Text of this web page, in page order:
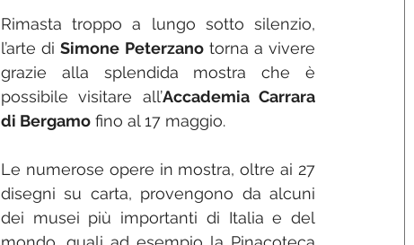
Rimasta troppo a lungo sotto silenzio,
l’arte di Simone Peterzano torna a vivere
grazie alla splendida mostra che è
possibile visitare all’Accademia Carrara
di Bergamo fino al 17 maggio.
Le numerose opere in mostra, oltre ai 27
disegni su carta, provengono da alcuni
dei musei più importanti di Italia e del